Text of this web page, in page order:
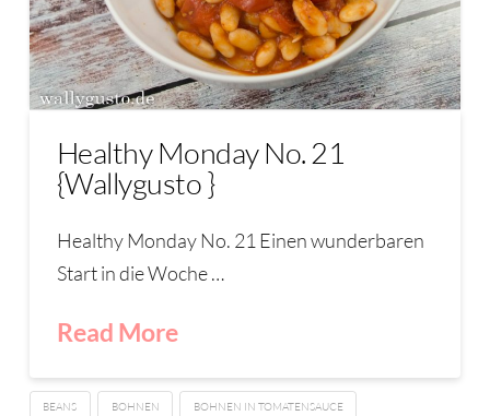
Healthy Monday No. 21
{Wallygusto }
Healthy Monday No. 21 Einen wunderbaren
Start in die Woche …
Read More
BEANS BOHNEN BOHNEN IN TOMATENSAUCE